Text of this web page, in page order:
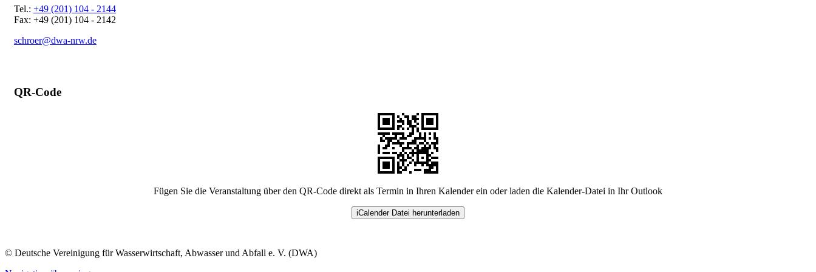
Tel.: +49 (201) 104 - 2144
Fax: +49 (201) 104 - 2142
schroer@dwa-nrw.de
QR-Code
Fügen Sie die Veranstaltung über den QR-Code direkt als Termin in Ihren Kalender ein oder laden die Kalender-Datei in Ihr Outlook
iCalender Datei herunterladen
© Deutsche Vereinigung für Wasserwirtschaft, Abwasser und Abfall e. V. (DWA)